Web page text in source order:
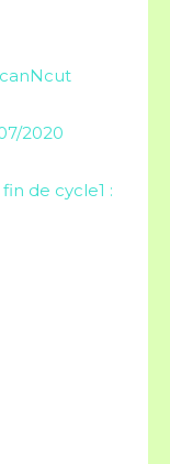
2020
de cycle1 :